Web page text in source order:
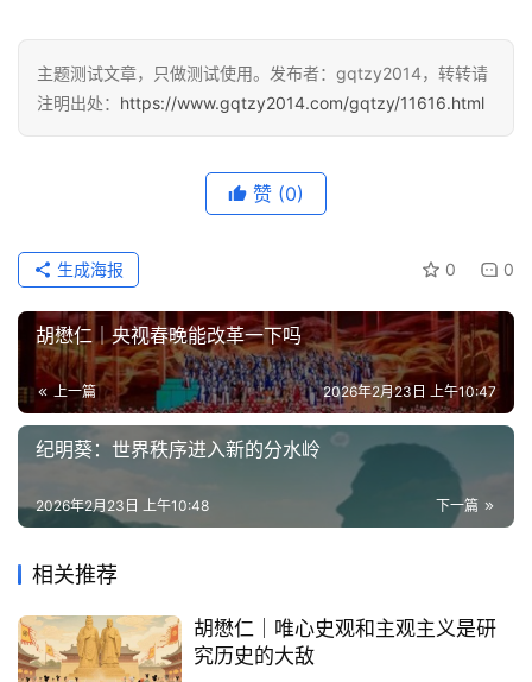
主题测试文章，只做测试使用。发布者：gqtzy2014，转转请
注明出处： https://www.gqtzy2014.com/gqtzy/11616.html
赞 (0)
0 0
生成海报
胡懋仁｜央视春晚能改革一下吗
上一篇 2026年2月23日 上午10:47
纪明葵：世界秩序进入新的分水岭
下一篇
2026年2月23日 上午10:48
相关推荐
胡懋仁｜唯心史观和主观主义是研
究历史的大敌